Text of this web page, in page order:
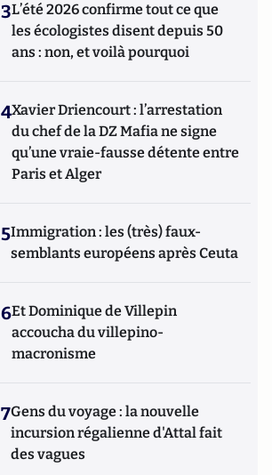
3L’été 2026 confirme tout ce que
les écologistes disent depuis 50
ans : non, et voilà pourquoi
4Xavier Driencourt : l’arrestation
du chef de la DZ Mafia ne signe
qu’une vraie-fausse détente entre
Paris et Alger
5Immigration : les (très) faux-
semblants européens après Ceuta
6Et Dominique de Villepin
accoucha du villepino-
macronisme
7Gens du voyage : la nouvelle
incursion régalienne d'Attal fait
des vagues